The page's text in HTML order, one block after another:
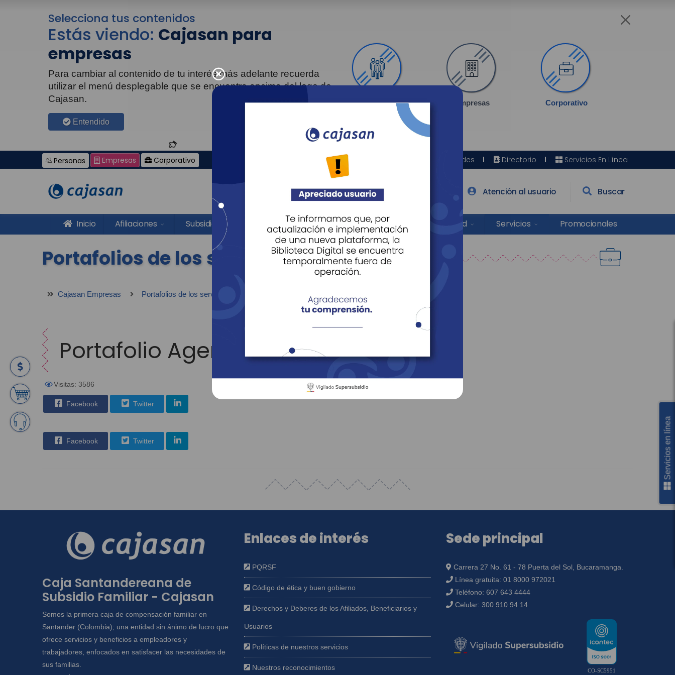
Selecciona tus contenidos
Estás viendo: Cajasan para
empresas
Para cambiar al contenido de tu interés más adelante recuerda
utilizar el menú desplegable que se encuentra encima del logo de
Cajasan.
Entendido
Personas Empresas Corporativo
Personas Empresas Corporativo Sedes Directorio Servicios En Línea
Agéndate Atención al usuario Buscar
Inicio Afiliaciones Subsidios Recreación Educación Cultura Salud Servicios Promocionales
Portafolios de los servicios de Cajasan
Cajasan Empresas Portafolios de los servicios de Cajasan Portafolio Agencia de Empleo
Portafolio Agencia de Empleo
Visitas: 3586
Facebook Twitter
Facebook Twitter
Caja Santandereana de
Subsidio Familiar - Cajasan
Somos la primera caja de compensación familiar en
Santander (Colombia); una entidad sin ánimo de lucro que
ofrece servicios y beneficios a empleadores y
trabajadores, enfocados en satisfacer las necesidades de
sus familias.
Enlaces de interés
PQRSF
Código de ética y buen gobierno
Derechos y Deberes de los Afiliados, Beneficiarios y
Usuarios
Políticas de nuestros servicios
Nuestros reconocimientos
Sede principal
Carrera 27 No. 61 - 78 Puerta del Sol, Bucaramanga.
Línea gratuita: 01 8000 972021
Teléfono: 607 643 4444
Celular: 300 910 94 14
CO-SC5951
Servicios en línea